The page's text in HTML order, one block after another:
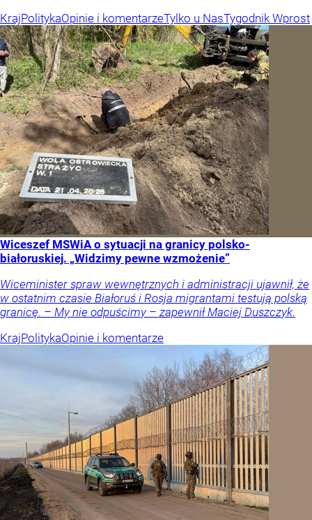
KrajPolitykaOpinie i komentarzeTylko u NasTygodnik Wprost
Wiceszef MSWiA o sytuacji na granicy polsko-
białoruskiej. „Widzimy pewne wzmożenie”
Wiceminister spraw wewnętrznych i administracji ujawnił, że
w ostatnim czasie Białoruś i Rosja migrantami testują polską
granicę. – My nie odpuścimy – zapewnił Maciej Duszczyk.
KrajPolitykaOpinie i komentarze